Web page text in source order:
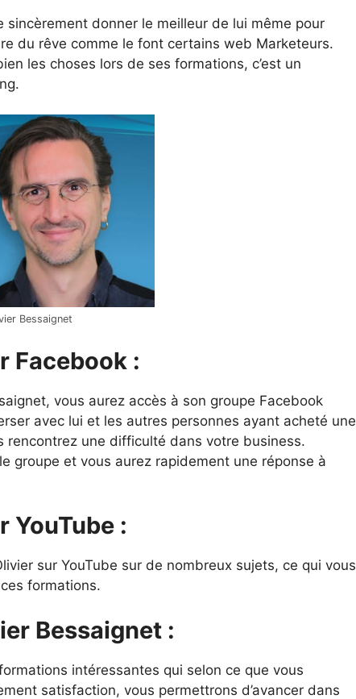
sincèrement donner le meilleur de lui même pour
du rêve comme le font certains web Marketeurs.
les choses lors de ses formations, c’est un
Bessaignet
Facebook :
vous aurez accès à son groupe Facebook
avec lui et les autres personnes ayant acheté une
une difficulté dans votre business.
groupe et vous aurez rapidement une réponse à
YouTube :
sur YouTube sur de nombreux sujets, ce qui vous
formations.
Bessaignet :
intéressantes qui selon ce que vous
satisfaction, vous permettrons d’avancer dans